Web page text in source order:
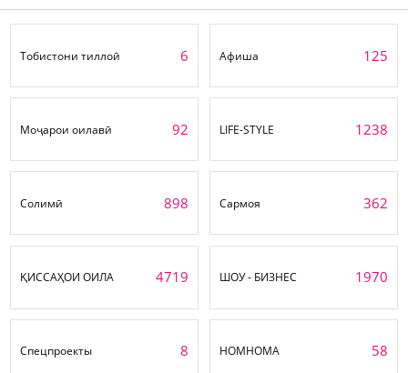
Тобистони тиллоӣ 6 Афиша 125
Моҷарои оилавӣ 92 LIFE-STYLE 1238
Солимӣ 898 Сармоя 362
ҚИССАҲОИ ОИЛА 4719 ШОУ - БИЗНЕС 1970
Спецпроекты 8 НОМНОМА 58